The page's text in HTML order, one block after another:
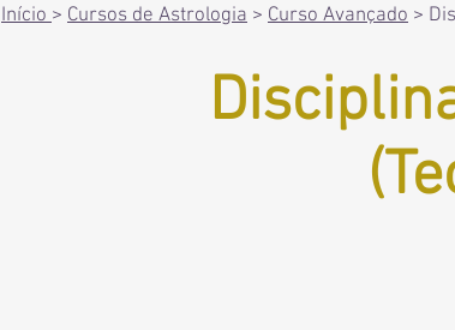
Início> Cursos de Astrologia > Curso Avançado >